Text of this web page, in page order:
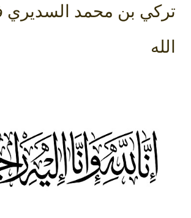
تركي بن محمد السديري
الله